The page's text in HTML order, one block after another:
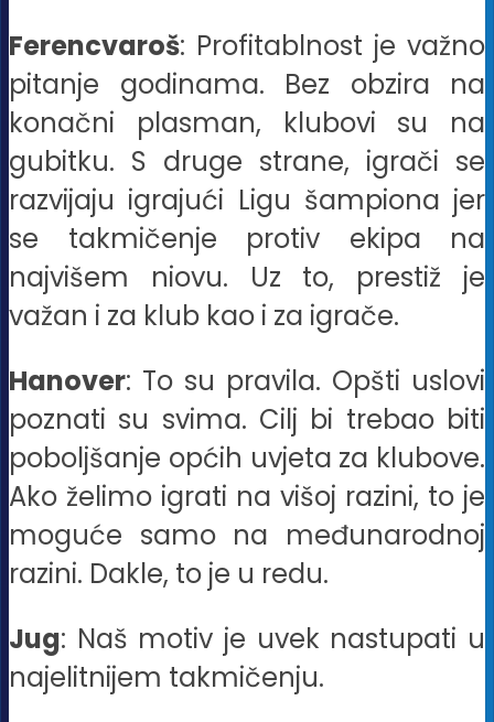
Ferencvaroš: Profitablnost je važno
pitanje godinama. Bez obzira na
konačni plasman, klubovi su na
gubitku. S druge strane, igrači se
razvijaju igrajući Ligu šampiona jer
se takmičenje protiv ekipa na
najvišem niovu. Uz to, prestiž je
važan i za klub kao i za igrače.
Hanover: To su pravila. Opšti uslovi
poznati su svima. Cilj bi trebao biti
poboljšanje općih uvjeta za klubove.
Ako želimo igrati na višoj razini, to je
moguće samo na međunarodnoj
razini. Dakle, to je u redu.
Jug: Naš motiv je uvek nastupati u
najelitnijem takmičenju.